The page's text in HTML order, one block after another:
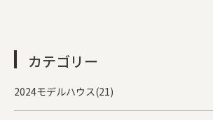
カテゴリー
2024モデルハウス(21)